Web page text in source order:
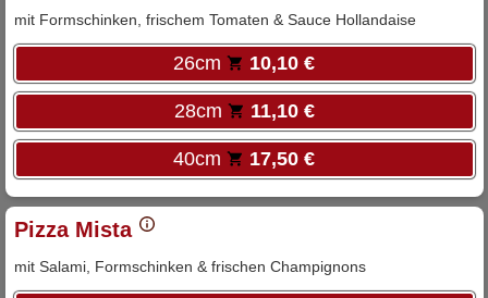
mit Formschinken, frischem Tomaten & Sauce Hollandaise
26cm 10,10 €
28cm 11,10 €
40cm 17,50 €
Pizza Mista
mit Salami, Formschinken & frischen Champignons